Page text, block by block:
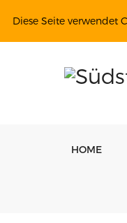
HOME
Diese Seite verwendet